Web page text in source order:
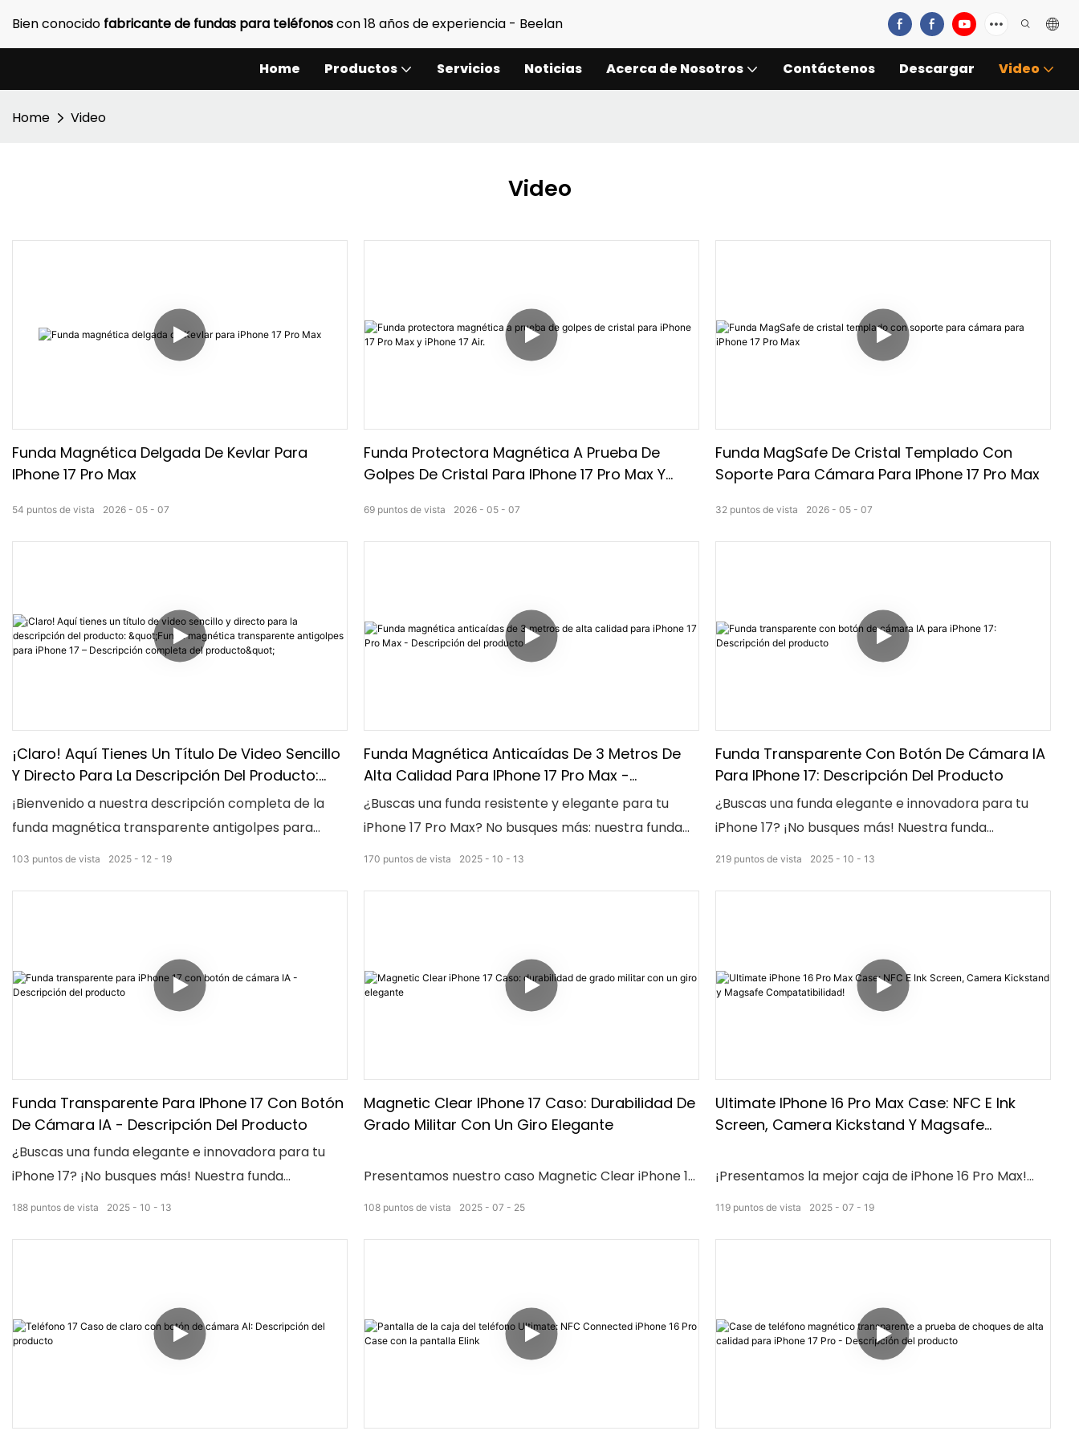
Bien conocido fabricante de fundas para teléfonoscon 18 años de experiencia - Beelan
Home Productos Servicios Noticias Acerca de Nosotros Contáctenos Descargar Video
Home Video
Video
Funda Magnética Delgada De Kevlar Para
IPhone 17 Pro Max
2026 05 07
54 puntos de vista
Funda Protectora Magnética A Prueba De
Golpes De Cristal Para IPhone 17 Pro Max Y
2026 05 07
69 puntos de vista
Funda MagSafe De Cristal Templado Con
Soporte Para Cámara Para IPhone 17 Pro Max
2026 05 07
32 puntos de vista
¡Claro! Aquí Tienes Un Título De Video Sencillo
Y Directo Para La Descripción Del Producto:
"Funda Magnética Transparente Antigolpes
Para IPhone 17 – Descripción Completa Del
Producto"
¡Bienvenido a nuestra descripción completa de la
funda magnética transparente antigolpes para
iPhone 17! Descubre un diseño elegante y
esfuerzo. ¡No te pierdas la combinación perfecta de
estilo y durabilidad!
2025 12 19
103 puntos de vista
Funda Magnética Anticaídas De 3 Metros De
Alta Calidad Para IPhone 17 Pro Max -
Descripción Del Producto
¿Buscas una funda resistente y elegante para tu
iPhone 17 Pro Max? No busques más: nuestra funda
magnética de alta calidad, resistente a caídas de
voluminosas! ¡Cámbiate a nuestra funda magnética
hoy mismo!
2025 10 13
170 puntos de vista
Funda Transparente Con Botón De Cámara IA
Para IPhone 17: Descripción Del Producto
¿Buscas una funda elegante e innovadora para tu
iPhone 17? ¡No busques más! Nuestra funda
transparente no solo protege tu teléfono, sino que
2025 10 13
219 puntos de vista
Funda Transparente Para IPhone 17 Con Botón
De Cámara IA - Descripción Del Producto
¿Buscas una funda elegante e innovadora para tu
iPhone 17? ¡No busques más! Nuestra funda
transparente no solo te protege, sino que también
2025 10 13
188 puntos de vista
Magnetic Clear IPhone 17 Caso: Durabilidad De
Grado Militar Con Un Giro Elegante
Presentamos nuestro caso Magnetic Clear iPhone 17,
la combinación perfecta de durabilidad de grado
voluminosas y hola a una solución elegante y
duradera para su teléfono.
2025 07 25
108 puntos de vista
Ultimate IPhone 16 Pro Max Case: NFC E Ink
Screen, Camera Kickstand Y Magsafe
¡Presentamos la mejor caja de iPhone 16 Pro Max!
Con una pantalla de tinta NFC E, una conveniente
accesorio imprescindible para su iPhone 16 Pro Max.
2025 07 19
119 puntos de vista